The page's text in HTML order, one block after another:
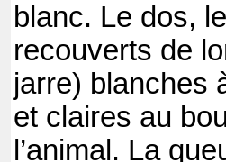
blanc. Le dos,
recouverts de
jarre) blanches
et claires au
l’animal. La